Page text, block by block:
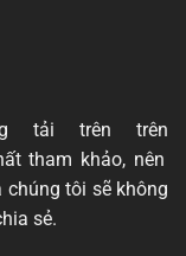
tải trên trên
tham khảo, nên
tôi sẽ không
sẻ.